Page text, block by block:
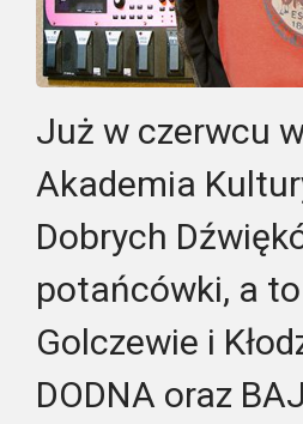
Już w czerwcu
Akademia
Dobrych
potańcówki, a
Golczewie i
DODNA oraz